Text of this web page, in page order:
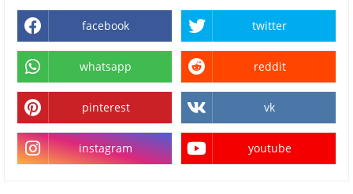
facebook twitter
whatsapp reddit
pinterest vk
instagram youtube